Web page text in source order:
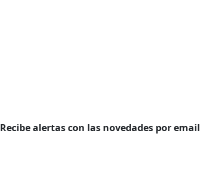
Recibe alertas con las novedades por email